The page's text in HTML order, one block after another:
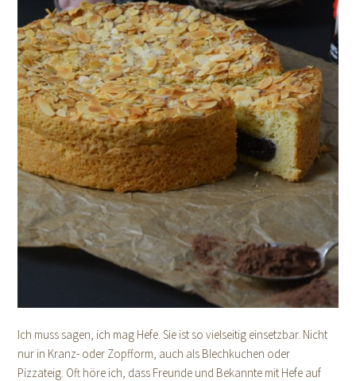
Ich muss sagen, ich mag Hefe. Sie ist so vielseitig einsetzbar. Nicht
nur in Kranz- oder Zopfform, auch als Blechkuchen oder
Pizzateig. Oft höre ich, dass Freunde und Bekannte mit Hefe auf